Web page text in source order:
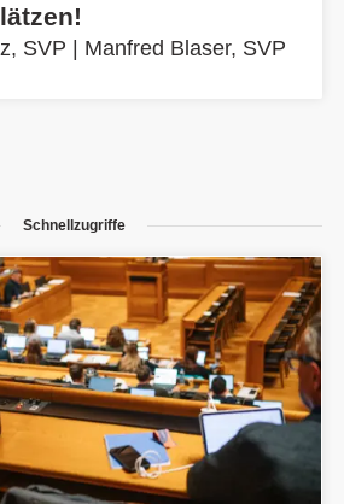
SVP Manfred Blaser, SVP
Schnellzugriffe